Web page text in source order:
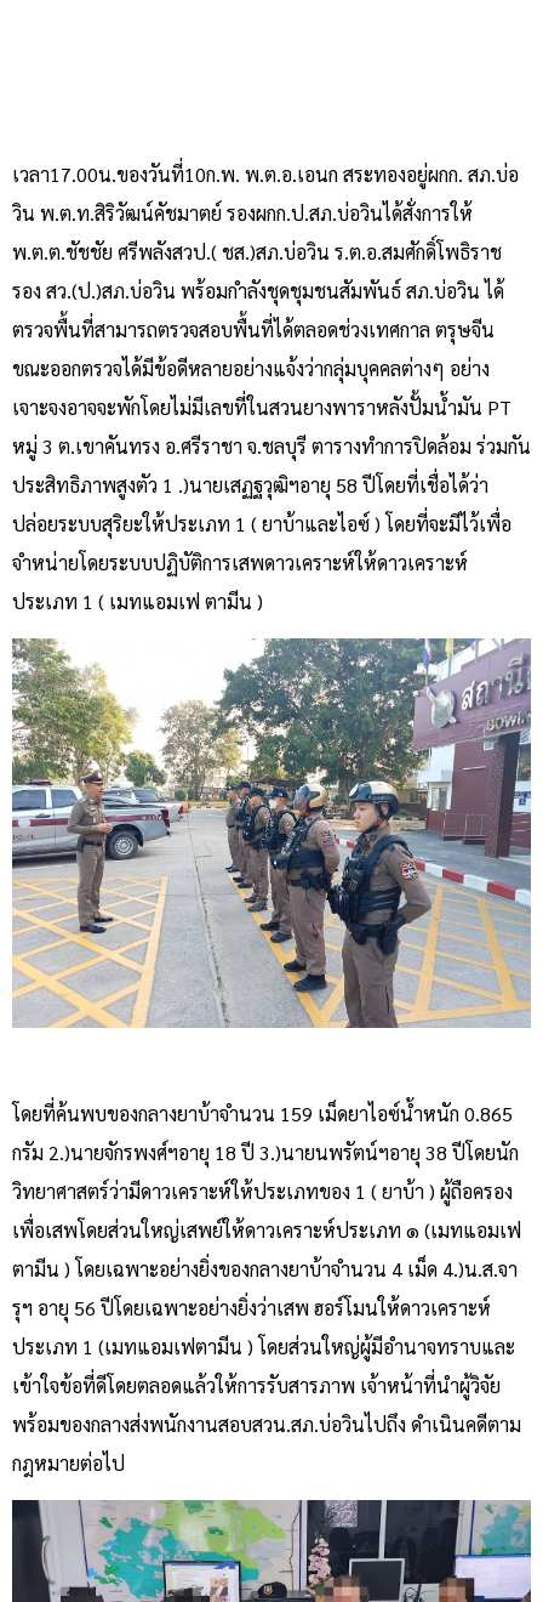
เวลา17.00น.ของวันที่10ก.พ. พ.ต.อ.เอนก สระทองอยู่ผกก. สภ.บ่อ
วิน พ.ต.ท.สิริวัฒน์คัชมาตย์ รองผกก.ป.สภ.บ่อวินได้สั่งการให้
พ.ต.ต.ชัชชัย ศรีพลังสวป.( ชส.)สภ.บ่อวิน ร.ต.อ.สมศักดิ์โพธิราช
รอง สว.(ป.)สภ.บ่อวิน พร้อมกำลังชุดชุมชนสัมพันธ์ สภ.บ่อวิน ได้
ตรวจพื้นที่สามารถตรวจสอบพื้นที่ได้ตลอดช่วงเทศกาล ตรุษจีน
ขณะออกตรวจได้มีข้อดีหลายอย่างแจ้งว่ากลุ่มบุคคลต่างๆ อย่าง
เจาะจงอาจจะพักโดยไม่มีเลขที่ในสวนยางพาราหลังปั้มน้ำมัน PT
หมู่ 3 ต.เขาคันทรง อ.ศรีราชา จ.ชลบุรี ตารางทำการปิดล้อม ร่วมกัน
ประสิทธิภาพสูงตัว 1 .)นายเสฏฐวุฒิฯอายุ 58 ปีโดยที่เชื่อได้ว่า
ปล่อยระบบสุริยะให้ประเภท 1 ( ยาบ้าและไอซ์ ) โดยที่จะมีไว้เพื่อ
จำหน่ายโดยระบบปฏิบัติการเสพดาวเคราะห์ให้ดาวเคราะห์
ประเภท 1 ( เมทแอมเฟ ตามีน )
โดยที่ค้นพบของกลางยาบ้าจำนวน 159 เม็ดยาไอซ์น้ำหนัก 0.865
กรัม 2.)นายจักรพงศ์ฯอายุ 18 ปี 3.)นายนพรัตน์ฯอายุ 38 ปีโดยนัก
วิทยาศาสตร์ว่ามีดาวเคราะห์ให้ประเภทของ 1 ( ยาบ้า ) ผู้ถือครอง
เพื่อเสพโดยส่วนใหญ่เสพย์ให้ดาวเคราะห์ประเภท ๑ (เมทแอมเฟ
ตามีน ) โดยเฉพาะอย่างยิ่งของกลางยาบ้าจำนวน 4 เม็ด 4.)น.ส.จา
รุฯ อายุ 56 ปีโดยเฉพาะอย่างยิ่งว่าเสพ ฮอร์โมนให้ดาวเคราะห์
ประเภท 1 (เมทแอมเฟตามีน ) โดยส่วนใหญ่ผู้มีอำนาจทราบและ
เข้าใจข้อที่ดีโดยตลอดแล้วให้การรับสารภาพ เจ้าหน้าที่นำผู้วิจัย
พร้อมของกลางส่งพนักงานสอบสวน.สภ.บ่อวินไปถึง ดำเนินคดีตาม
กฎหมายต่อไป